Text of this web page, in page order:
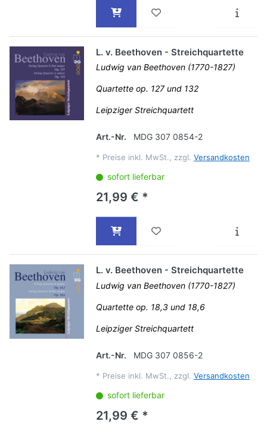
L. v. Beethoven - Streichquartette
Ludwig van Beethoven (1770-1827)
Quartette op. 127 und 132
Leipziger Streichquartett
Art.-Nr. MDG 307 0854-2
* Preise inkl. MwSt., zzgl. Versandkosten
sofort lieferbar
21,99 € *
L. v. Beethoven - Streichquartette
Ludwig van Beethoven (1770-1827)
Quartette op. 18,3 und 18,6
Leipziger Streichquartett
Art.-Nr. MDG 307 0856-2
* Preise inkl. MwSt., zzgl. Versandkosten
sofort lieferbar
21,99 € *